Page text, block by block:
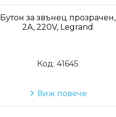
Бутон за звънец прозрачен,
2А, 220V, Legrand
Код:41645
Виж повече